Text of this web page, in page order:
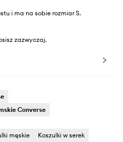
i ma na sobie rozmiar S.
zazwyczaj.
Converse
męskie
Koszulki w serek